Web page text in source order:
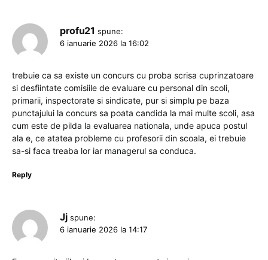
profu21 spune:
6 ianuarie 2026 la 16:02
trebuie ca sa existe un concurs cu proba scrisa cuprinzatoare
si desfiintate comisiile de evaluare cu personal din scoli,
primarii, inspectorate si sindicate, pur si simplu pe baza
punctajului la concurs sa poata candida la mai multe scoli, asa
cum este de pilda la evaluarea nationala, unde apuca postul
ala e, ce atatea probleme cu profesorii din scoala, ei trebuie
sa-si faca treaba lor iar managerul sa conduca.
Reply
Jj spune:
6 ianuarie 2026 la 14:17